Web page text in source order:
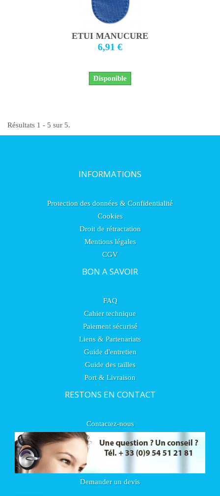
ETUI MANUCURE
6,91 €
Disponible
Résultats 1 - 5 sur 5.
INFORMATIONS
Protection des données & Confidentialité
Cookies
Droit de rétractation
Mentions légales
CGV
BON A SAVOIR
FAQ
Cahier technique
Paiement sécurisé
Liens & Partenariats
Guide d'entretien
Guide des tailles
Port & Livraison
RESTONS EN CONTACT
Contactez-nous
Demander un devis